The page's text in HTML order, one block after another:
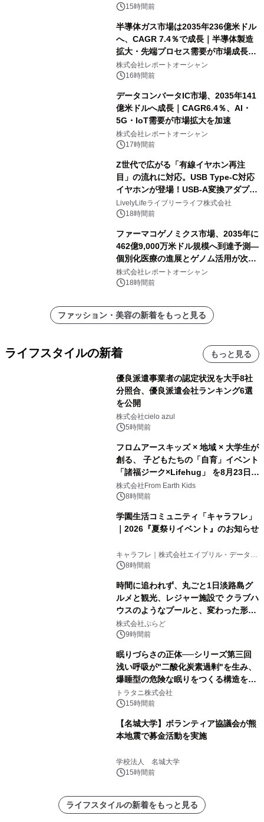
15時間前
半導体ガス市場は2035年236億米ドル
へ、CAGR 7.4％で成長｜半導体製造
拡大・先端プロセス需要が市場成長を
加速
株式会社レポートオーシャン
16時間前
データコンバータIC市場、2035年141
億米ドルへ成長｜CAGR6.4％、AI・
5G・IoT需要が市場拡大を加速
株式会社レポートオーシャン
17時間前
Z世代で広がる「有線イヤホン再注
目」の流れに対応。USB Type-C対応
イヤホンが登場！USB-A変換アダプタ
ー付きでスマホからパソコンまで幅広
く活用可能
LivelyLifeライブリーライフ株式会社
18時間前
ファーマコゲノミクス市場、2035年に
462億9,000万米ドル規模へ到達予測―
個別化医療の進展とゲノム活用が次世
代ヘルスケア投資を加速
株式会社レポートオーシャン
18時間前
ファッション・美容の新着をもっと見る
ライフスタイルの新着 もっと見る
優良派遣事業者の認定状況を大手8社
分照合、優良派遣会社ランキング6選
を公開
株式会社cielo azul
5時間前
フロムアースキッズ × 地域 × 大学生が
創る、 子どもたちの「自育」イベント
「諸福ジーク×Lifehug」 を8月23日
(日)開催
株式会社From Earth Kids
8時間前
学園生活コミュニティ「キャラフレ」
｜2026『夏祭りイベント』のお知らせ
キャラフレ｜株式会社エイプリル・データ・
デザインズ
8時間前
時間に追われず、丸ごと1日淡路島グ
ルメと観光、レジャー施設で クラブハ
ウスのようなプールと、変わった形の
サウナも 「THE BOXY AWAJI」のお
得な素泊まり連泊プランで
株式会社ぷらど
9時間前
眠りづらさの正体──シリーズ第三回
浅い呼吸が"二酸化炭素過剰"を生み、
爆睡型の危険な眠りをつくる構造を解
説
トラタニ株式会社
15時間前
【名城大学】ボランティア協議会が熊
本地震で募金活動を実施
学校法人 名城大学
15時間前
ライフスタイルの新着をもっと見る